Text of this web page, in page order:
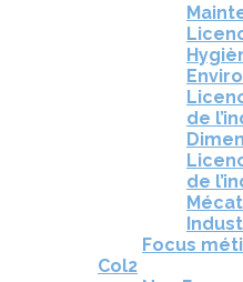
de
de
Focus
Col2